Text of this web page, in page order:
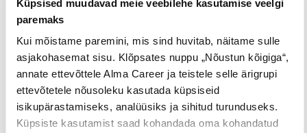
Küpsised muudavad meie veebilehe kasutamise veelgi
paremaks
Kui mõistame paremini, mis sind huvitab, näitame sulle
asjakohasemat sisu. Klõpsates nuppu „Nõustun kõigiga“,
annate ettevõttele Alma Career ja teistele selle ärigrupi
ettevõtetele nõusoleku kasutada küpsiseid
isikupärastamiseks, analüüsiks ja sihitud turunduseks.
Küpsiste kasutamist saad kohandada oma kohandatud
Saku Läteon tööstus- ja teenindusettevõte, kes
pakub rendiks “CoolTouch” veeautomaadisarja, mis
on välja töötatud OÜ Saku Läte omaniku poolt
ning millel on Euroopa Patendiameti poolt
kaitstud patenteeritud lahendused. Lisaks on
Saku Lätel ka enda kohviäri Nauding Saku Läte’lt.